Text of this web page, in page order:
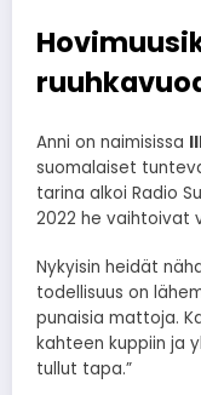
Anni on naimisissa
suomalaiset
tarina alkoi Radio
2022 he vaihtoivat
Nykyisin heidät
todellisuus on
punaisia mattoja.
kahteen kuppiin ja
tullut tapa.”